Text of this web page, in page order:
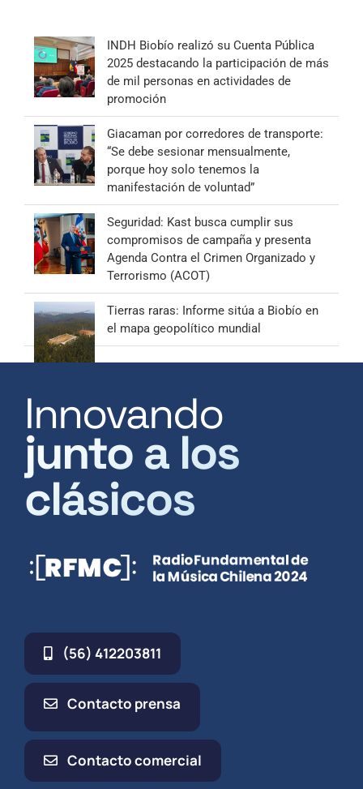
INDH Biobío realizó su Cuenta Pública
2025 destacando la participación de más
de mil personas en actividades de
promoción
Giacaman por corredores de transporte:
“Se debe sesionar mensualmente,
porque hoy solo tenemos la
manifestación de voluntad”
Seguridad: Kast busca cumplir sus
compromisos de campaña y presenta
Agenda Contra el Crimen Organizado y
Terrorismo (ACOT)
Tierras raras: Informe sitúa a Biobío en
el mapa geopolítico mundial
Innovando
junto a los
clásicos
(56) 412203811
Contacto prensa
Contacto comercial